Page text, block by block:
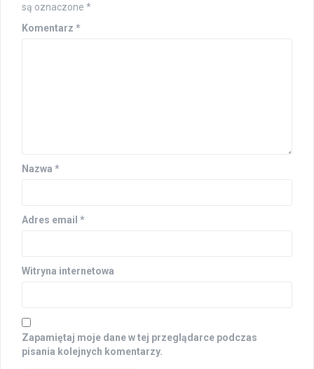
są oznaczone *
Komentarz *
Nazwa *
Adres email *
Witryna internetowa
Zapamiętaj moje dane w tej przeglądarce podczas
pisania kolejnych komentarzy.